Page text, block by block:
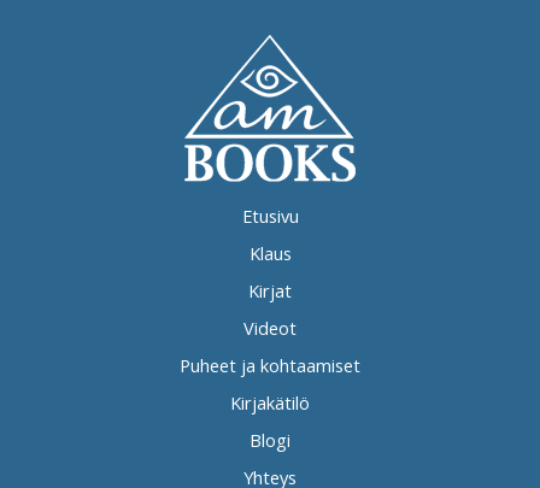
Etusivu
Klaus
Kirjat
Videot
Puheet ja kohtaamiset
Kirjakätilö
Blogi
Yhteys